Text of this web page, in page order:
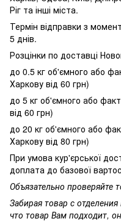
Ріг та інші міста.
Термін відправки з
5 днів.
Розцінки по доставці
до 0.5 кг об'ємного або
Харкову від 60 грн)
до 5 кг об'ємного або
від 60 грн)
до 20 кг об'ємного або
Харкову від 80 грн)
При умова кур'єрської
доплата до базової
Объязательно проверяйте
Забирая товар с
что товар Вам подходит,